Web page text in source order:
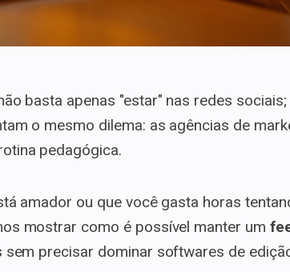
basta apenas "estar" nas redes
o mesmo dilema: as agências de
pedagógica.
amador ou que você gasta horas
mostrar como é possível manter um
precisar dominar softwares de